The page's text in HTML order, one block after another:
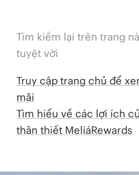
Tìm kiếm lại trên trang
tuyệt vời
Truy cập trang chủ để
mãi
Tìm hiểu về các lợi ích
thân thiết MeliáRewards